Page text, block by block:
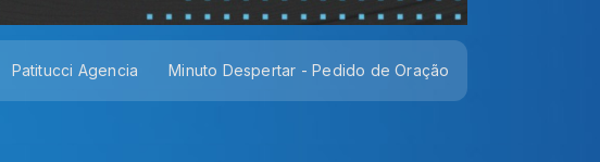
Patitucci Agencia Minuto Despertar - Pedido de Oração